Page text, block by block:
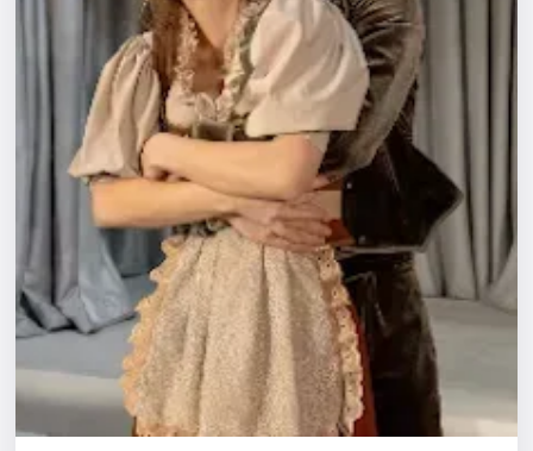
Площадки
Артисты
Рейтинги